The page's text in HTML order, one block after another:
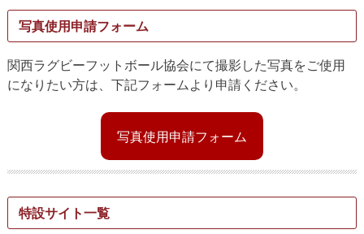
写真使用申請フォーム
関西ラグビーフットボール協会にて撮影した写真をご使用
になりたい方は、下記フォームより申請ください。
写真使用申請フォーム
特設サイト一覧